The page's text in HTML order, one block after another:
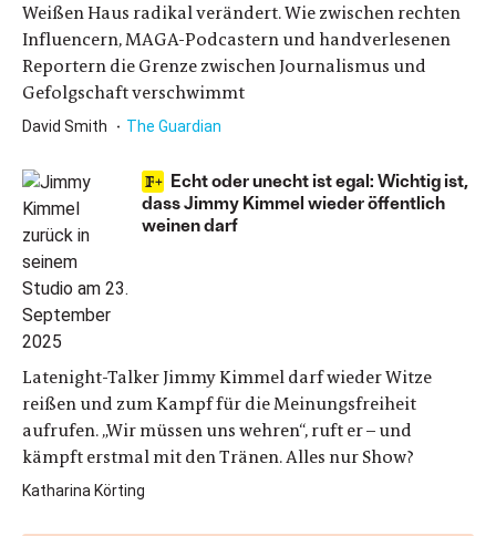
Weißen Haus radikal verändert. Wie zwischen rechten
Influencern, MAGA-Podcastern und handverlesenen
Reportern die Grenze zwischen Journalismus und
Gefolgschaft verschwimmt
David Smith The Guardian
Echt oder unecht ist egal: Wichtig ist,
dass Jimmy Kimmel wieder öffentlich
weinen darf
Latenight-Talker Jimmy Kimmel darf wieder Witze
reißen und zum Kampf für die Meinungsfreiheit
aufrufen. „Wir müssen uns wehren“, ruft er – und
kämpft erstmal mit den Tränen. Alles nur Show?
Katharina Körting